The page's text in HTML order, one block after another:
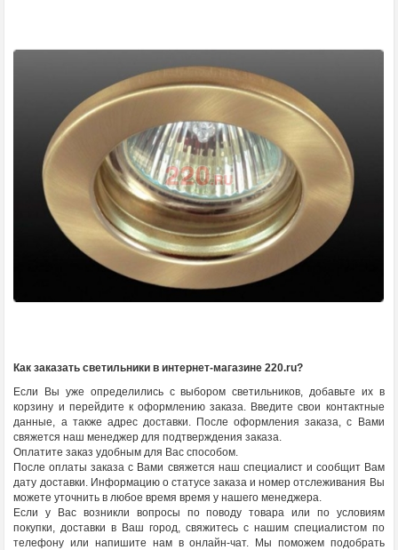
Как заказать светильники в интернет-магазине 220.ru?
Если Вы уже определились с выбором светильников, добавьте их в
корзину и перейдите к оформлению заказа. Введите свои контактные
данные, а также адрес доставки. После оформления заказа, с Вами
свяжется наш менеджер для подтверждения заказа.
Оплатите заказ удобным для Вас способом.
После оплаты заказа с Вами свяжется наш специалист и сообщит Вам
дату доставки. Информацию о статусе заказа и номер отслеживания Вы
можете уточнить в любое время время у нашего менеджера.
Если у Вас возникли вопросы по поводу товара или по условиям
покупки, доставки в Ваш город, свяжитесь с нашим специалистом по
телефону или напишите нам в онлайн-чат. Мы поможем подобрать